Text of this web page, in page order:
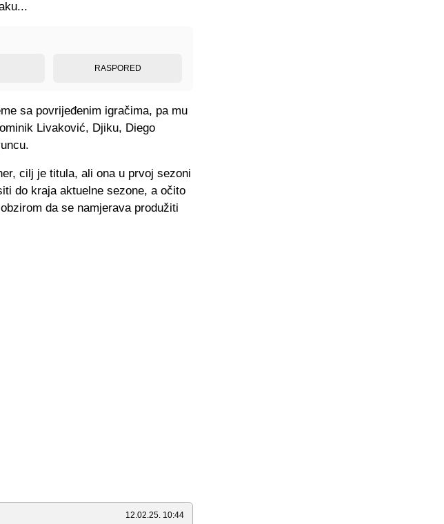
RASPORED
sa povrijeđenim igračima, pa mu
Livaković, Djiku, Diego
cilj je titula, ali ona u prvoj sezoni
do kraja aktuelne sezone, a očito
da se namjerava produžiti
12.02.25. 10:44